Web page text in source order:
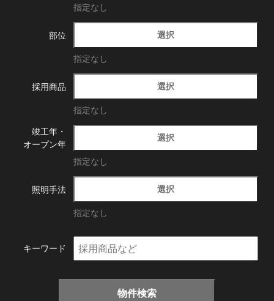
指定なし
部位 選択
指定なし
採用商品 選択
指定なし
竣工年・
オープン年
選択
指定なし
照明手法 選択
指定なし
キーワード
物件検索